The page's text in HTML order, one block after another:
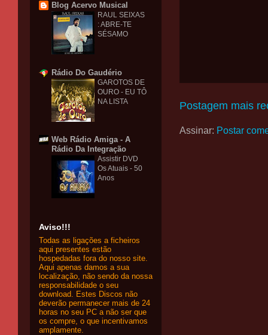
Postagem mais
Assinar: Postar
Blog Acervo Musical
RAUL SEIXAS
: ABRE-TE
SÉSAMO
Rádio Do Gaudério
GAROTOS DE
OURO - EU TÔ
NA LISTA
Web Rádio Amiga - A
Rádio Da Integração
Assistir DVD
Os Atuais - 50
Anos
Aviso!!!
Todas as ligações a ficheiros
aqui presentes estão
hospedadas fora do nosso site.
Aqui apenas damos a sua
localização, não sendo da nossa
responsabilidade o seu
download. Estes Discos não
deverão permanecer mais de 24
horas no seu PC a não ser que
os compre, o que incentivamos
amplamente.